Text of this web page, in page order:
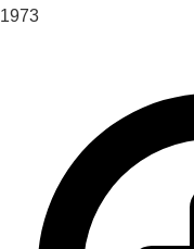
1973